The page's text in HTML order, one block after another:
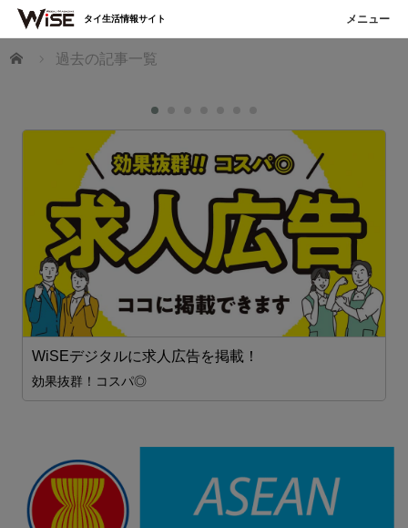
ホーム 過去の記事一覧
WiSEデジタルに求人広告を掲載！
効果抜群！コスパ◎
タイ生活情報サイト